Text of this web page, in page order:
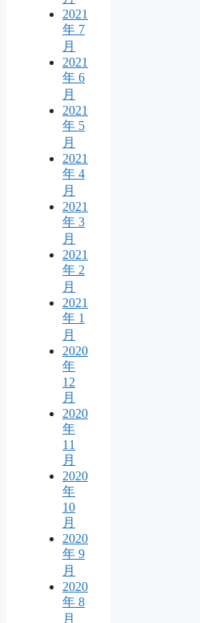
2021
年 7
月
2021
年 6
月
2021
年 5
月
2021
年 4
月
2021
年 3
月
2021
年 2
月
2021
年 1
月
2020
年
12
月
2020
年
11
月
2020
年
10
月
2020
年 9
月
2020
年 8
月